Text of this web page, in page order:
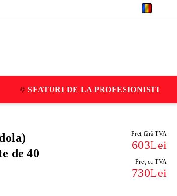
SFATURI DE LA PROFESIONISTI
de 40
Preţ fără TVA
603Lei
Preţ cu TVA
730Lei